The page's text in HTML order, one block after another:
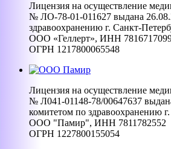
Лицензия на осуществление
№ ЛО-78-01-011627 выдана
здравоохранению г. Санкт-
ООО «Геллерт», ИНН
ОГРН 1217800065548
Лицензия на осуществление
№ Л041-01148-78/00647637
комитетом по здравоохранению
ООО "Памир", ИНН 7811782552
ОГРН 1227800155054